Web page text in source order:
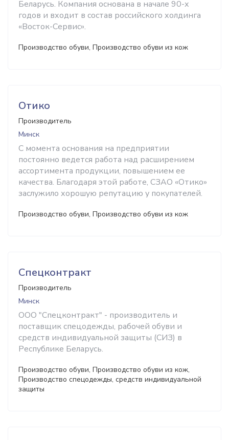
Беларусь. Компания основана в начале 90-х
годов и входит в состав российского холдинга
«Восток-Сервис».
Производство обуви, Производство обуви из кож
Отико
Производитель
Минск
С момента основания на предприятии
постоянно ведется работа над расширением
ассортимента продукции, повышением ее
качества. Благодаря этой работе, СЗАО «Отико»
заслужило хорошую репутацию у покупателей.
Производство обуви, Производство обуви из кож
Спецконтракт
Производитель
Минск
ООО "Спецконтракт" - производитель и
поставщик спецодежды, рабочей обуви и
средств индивидуальной защиты (СИЗ) в
Республике Беларусь.
Производство обуви, Производство обуви из кож,
Производство спецодежды, средств индивидуальной
защиты